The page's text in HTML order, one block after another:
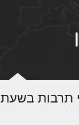
תרבות בשעת